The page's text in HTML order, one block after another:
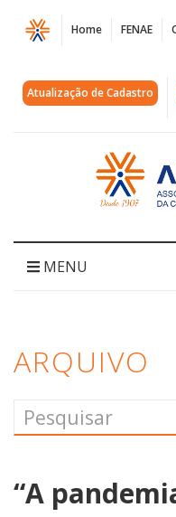
Página
Arquivos
Pedro
APCEF/SP
Home FENAE
Atualização de Cadastro
Acessar
página
inicial
MENU
ARQUIVO
“A